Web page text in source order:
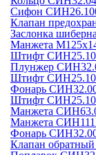
Сифон
Клапан
Заслонка
Манжета
Штифт
Плунжер
Штифт
Фонарь
Штифт
Манжета
Манжета
Фонарь
Клапан